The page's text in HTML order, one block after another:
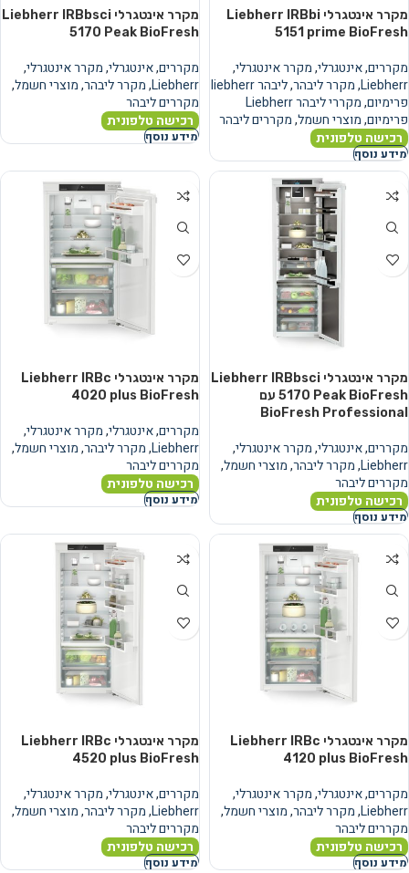
מקרר אינטגרלי Liebherr IRBbi
5151 prime BioFresh
מקררים,אינטגרלי,מקרר אינטגרלי,
Liebherr
,מקרר ליבהר,
ליבהר liebherr
פרימיום,
מקררי ליבהר Liebherr
פרימיום,מוצרי חשמל,מקררים ליבהר
רכישה טלפונית
מידע נוסף
מקרר אינטגרלי Liebherr IRBbsci
5170 Peak BioFresh
מקררים,אינטגרלי,מקרר אינטגרלי,
Liebherr
,מקרר ליבהר,מוצרי חשמל,
מקררים ליבהר
רכישה טלפונית
מידע נוסף
מקרר אינטגרלי Liebherr IRBbsci
5170 Peak BioFresh עם
BioFresh Professional
מקררים,אינטגרלי,מקרר אינטגרלי,
Liebherr
,מקרר ליבהר,מוצרי חשמל,
מקררים ליבהר
רכישה טלפונית
מידע נוסף
מקרר אינטגרלי Liebherr IRBc
4020 plus BioFresh
מקררים,אינטגרלי,מקרר אינטגרלי,
Liebherr
,מקרר ליבהר,מוצרי חשמל,
מקררים ליבהר
רכישה טלפונית
מידע נוסף
מקרר אינטגרלי Liebherr IRBc
4120 plus BioFresh
מקררים,אינטגרלי,מקרר אינטגרלי,
Liebherr
,מקרר ליבהר,מוצרי חשמל,
מקררים ליבהר
רכישה טלפונית
מידע נוסף
מקרר אינטגרלי Liebherr IRBc
4520 plus BioFresh
מקררים,אינטגרלי,מקרר אינטגרלי,
Liebherr
,מקרר ליבהר,מוצרי חשמל,
מקררים ליבהר
רכישה טלפונית
מידע נוסף